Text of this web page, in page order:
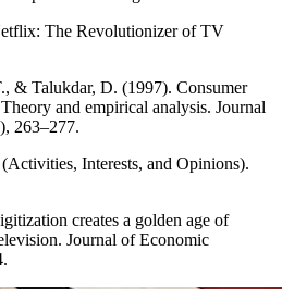
The Revolutionizer of TV
& Talukdar, D. (1997). Consumer
and empirical analysis. Journal
263–277.
Interests, and Opinions).
creates a golden age of
Journal of Economic